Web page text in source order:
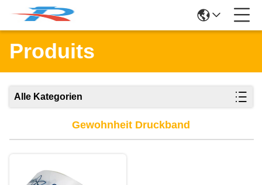
Produits
Alle Kategorien
Gewohnheit Druckband